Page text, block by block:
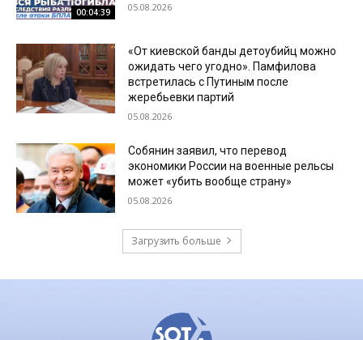
00:04:39 05.08.2026
«От киевской банды детоубийц можно
ожидать чего угодно». Памфилова
встретилась с Путиным после
жеребьевки партий
05.08.2026
Собянин заявил, что перевод
экономики России на военные рельсы
может «убить вообще страну»
05.08.2026
Загрузить больше